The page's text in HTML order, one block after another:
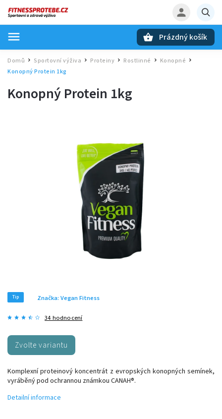
Prázdný košík
Domů / Sportovní výživa / Proteiny / Rostlinné Konopné /
Konopný Protein 1kg
Konopný Protein 1kg
Tip
34 hodnocení
Značka: Vegan Fitness
Zvolte variantu
Komplexní proteinový koncentrát z evropských konopných semínek,
vyráběný pod ochrannou známkou CANAH®.
Detailní informace